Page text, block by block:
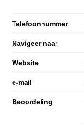
Telefoonnummer
Navigeer naar
Website
e-mail
Beoordeling